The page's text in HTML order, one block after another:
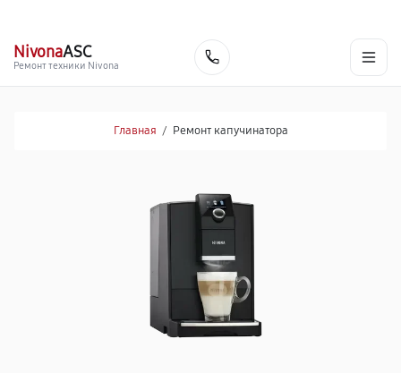
NivonaASC
Ремонт техники Nivona
Главная / Ремонт капучинатора